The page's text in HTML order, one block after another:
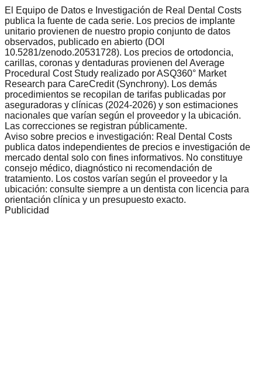
El Equipo de Datos e Investigación de Real Dental Costs
publica la fuente de cada serie. Los precios de implante
unitario provienen de nuestro propio conjunto de datos
observados, publicado en abierto (DOI
10.5281/zenodo.20531728). Los precios de ortodoncia,
carillas, coronas y dentaduras provienen del Average
Procedural Cost Study realizado por ASQ360° Market
Research para CareCredit (Synchrony). Los demás
procedimientos se recopilan de tarifas publicadas por
aseguradoras y clínicas (2024-2026) y son estimaciones
nacionales que varían según el proveedor y la ubicación.
Las correcciones se registran públicamente.
Aviso sobre precios e investigación: Real Dental Costs
publica datos independientes de precios e investigación de
mercado dental solo con fines informativos. No constituye
consejo médico, diagnóstico ni recomendación de
tratamiento. Los costos varían según el proveedor y la
ubicación: consulte siempre a un dentista con licencia para
orientación clínica y un presupuesto exacto.
Publicidad